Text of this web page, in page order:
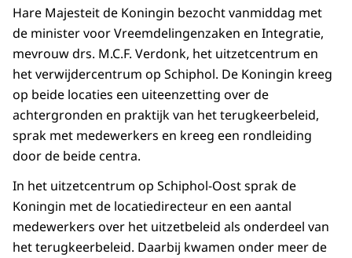
Hare Majesteit de Koningin bezocht vanmiddag met
de minister voor Vreemdelingenzaken en Integratie,
mevrouw drs. M.C.F. Verdonk, het uitzetcentrum en
het verwijdercentrum op Schiphol. De Koningin kreeg
op beide locaties een uiteenzetting over de
achtergronden en praktijk van het terugkeerbeleid,
sprak met medewerkers en kreeg een rondleiding
door de beide centra.
In het uitzetcentrum op Schiphol-Oost sprak de
Koningin met de locatiedirecteur en een aantal
medewerkers over het uitzetbeleid als onderdeel van
het terugkeerbeleid. Daarbij kwamen onder meer de